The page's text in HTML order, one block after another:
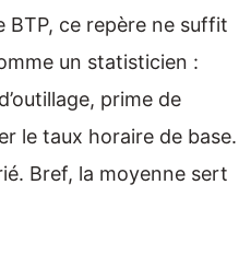
BTP, ce repère ne suffit
un statisticien :
prime de
le taux horaire de base.
Bref, la moyenne sert